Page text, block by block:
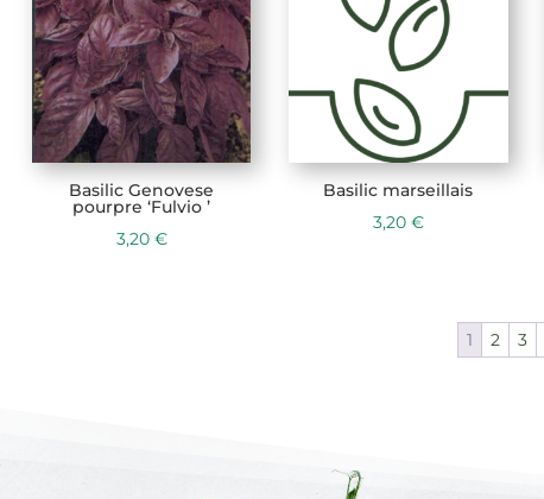
Basilic Genovese
pourpre ‘Fulvio ’
3,20 €
Basilic marseillais
3,20 €
1 2 3